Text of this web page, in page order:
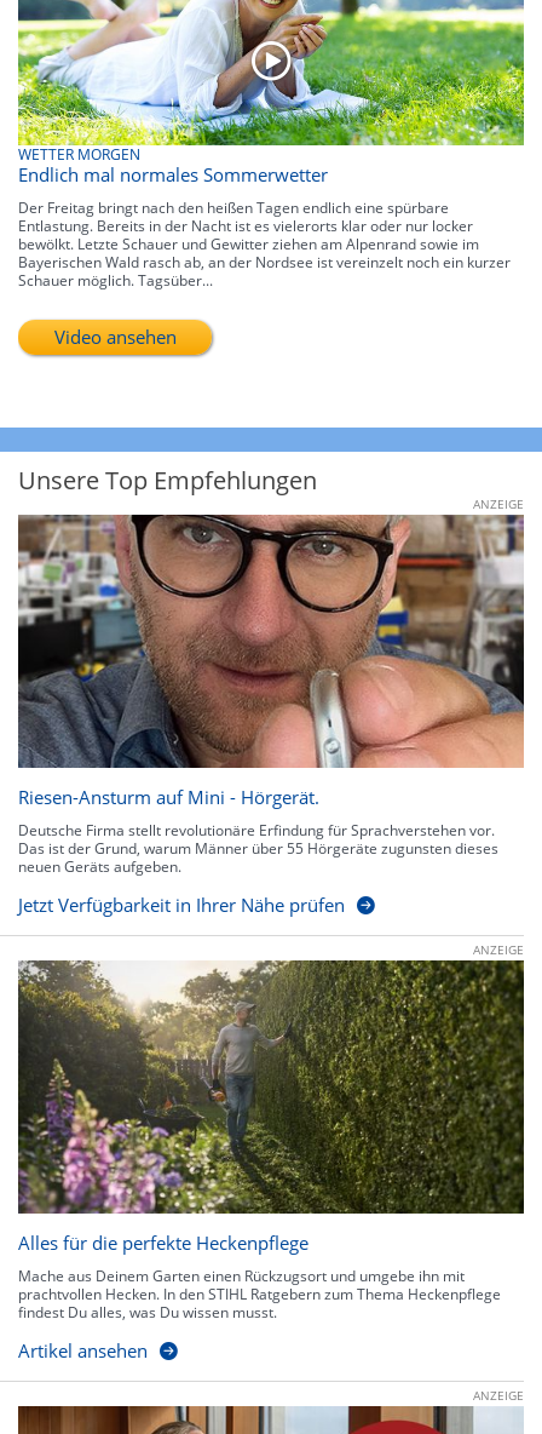
WETTER MORGEN
Endlich mal normales Sommerwetter
Der Freitag bringt nach den heißen Tagen endlich eine spürbare
Entlastung. Bereits in der Nacht ist es vielerorts klar oder nur locker
bewölkt. Letzte Schauer und Gewitter ziehen am Alpenrand sowie im
Bayerischen Wald rasch ab, an der Nordsee ist vereinzelt noch ein kurzer
Schauer möglich. Tagsüber...
Video ansehen
Unsere Top Empfehlungen
ANZEIGE
Riesen-Ansturm auf Mini - Hörgerät.
Deutsche Firma stellt revolutionäre Erfindung für Sprachverstehen vor.
Das ist der Grund, warum Männer über 55 Hörgeräte zugunsten dieses
neuen Geräts aufgeben.
Jetzt Verfügbarkeit in Ihrer Nähe prüfen
ANZEIGE
Alles für die perfekte Heckenpflege
Mache aus Deinem Garten einen Rückzugsort und umgebe ihn mit
prachtvollen Hecken. In den STIHL Ratgebern zum Thema Heckenpflege
findest Du alles, was Du wissen musst.
Artikel ansehen
ANZEIGE